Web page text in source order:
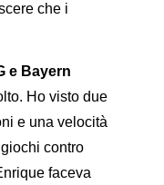
che i
e Bayern
Ho visto due
e una velocità
contro
faceva